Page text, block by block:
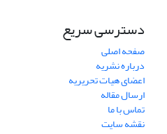
دسترسی سریع
صفحه اصلی
درباره نشریه
اعضای هیات تحریریه
ارسال مقاله
تماس با ما
نقشه سایت